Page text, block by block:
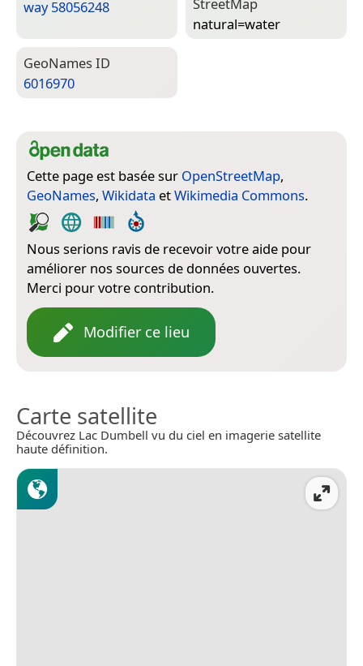
way 58056248
Street­Map
natural=­water
Geo­Names ID
6016970
Cette page est basée sur OpenStreetMap,
GeoNames, Wikidata etWikimedia Commons.
Nous serions ravis de recevoir votre aide pour
améliorer nos sources de données ouvertes.
Merci pour votre contribution.
Modifier ce lieu
Carte satellite
Découvrez Lac Dumbell vu du ciel en imagerie satellite
haute définition.